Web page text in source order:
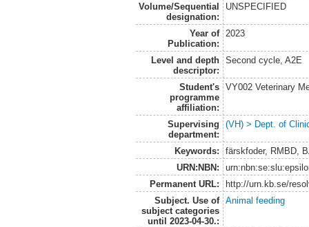
Volume/Sequential
designation:
UNSPECIFIED
Year of
Publication:
2023
Level and depth
descriptor:
Second cycle, A2E
Student's
programme
affiliation:
VY002 Veterinary
Supervising
department:
(VH) > Dept. of
Keywords:
färskfoder, RMBD,
URN:NBN:
Permanent URL:
http://urn.kb.se/
Subject. Use of
subject categories
until 2023-04-30.:
Animal feeding